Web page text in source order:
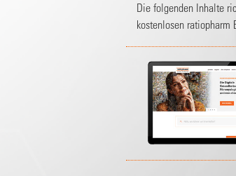
Die folgenden Inhalte
kostenlosen ratiopharm